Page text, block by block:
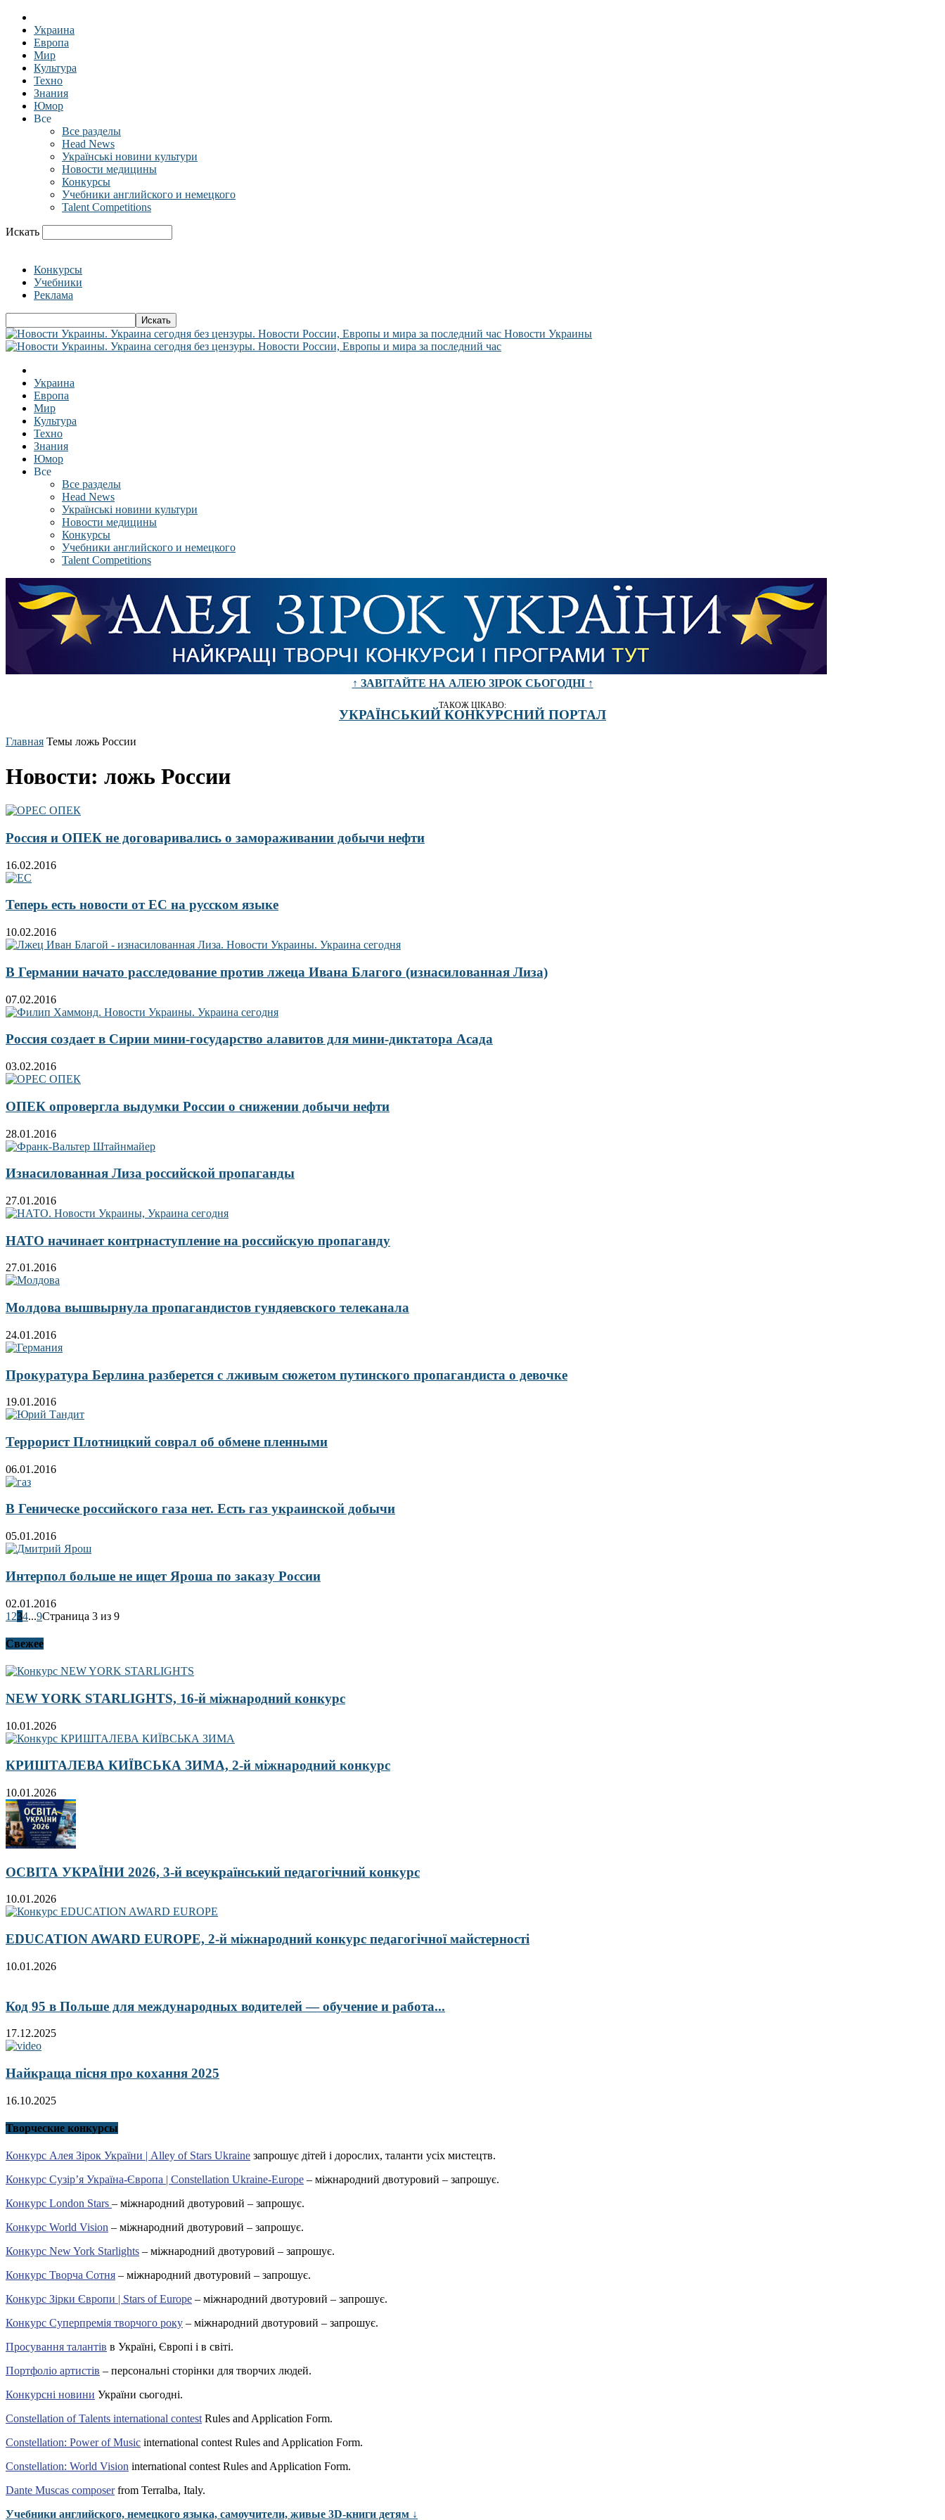
Украина
Европа
Мир
Культура
Техно
Знания
Юмор
Все
Все разделы
Head News
Українські новини культури
Новости медицины
Конкурсы
Учебники английского и немецкого
Talent Competitions
Искать
Конкурсы
Учебники
Реклама
Новости Украины
Украина
Европа
Мир
Культура
Техно
Знания
Юмор
Все
Все разделы
Head News
Українські новини культури
Новости медицины
Конкурсы
Учебники английского и немецкого
Talent Competitions
↑ ЗАВІТАЙТЕ НА АЛЕЮ ЗІРОК СЬОГОДНІ ↑
ТАКОЖ ЦІКАВО:
УКРАЇНСЬКИЙ КОНКУРСНИЙ ПОРТАЛ
Главная Темы ложь России
Новости: ложь России
Россия и ОПЕК не договаривались о замораживании добычи нефти
16.02.2016
Теперь есть новости от ЕС на русском языке
10.02.2016
В Германии начато расследование против лжеца Ивана Благого (изнасилованная Лиза)
07.02.2016
Россия создает в Сирии мини-государство алавитов для мини-диктатора Асада
03.02.2016
ОПЕК опровергла выдумки России о снижении добычи нефти
28.01.2016
Изнасилованная Лиза российской пропаганды
27.01.2016
НАТО начинает контрнаступление на российскую пропаганду
27.01.2016
Молдова вышвырнула пропагандистов гундяевского телеканала
24.01.2016
Прокуратура Берлина разберется с лживым сюжетом путинского пропагандиста о девочке
19.01.2016
Террорист Плотницкий соврал об обмене пленными
06.01.2016
В Геническе российского газа нет. Есть газ украинской добычи
05.01.2016
Интерпол больше не ищет Яроша по заказу России
02.01.2016
1 234...9Страница 3 из 9
Свежее
NEW YORK STARLIGHTS, 16-й міжнародний конкурс
10.01.2026
КРИШТАЛЕВА КИЇВСЬКА ЗИМА, 2-й міжнародний конкурс
10.01.2026
ОСВІТА УКРАЇНИ 2026, 3-й всеукраїнський педагогічний конкурс
10.01.2026
EDUCATION AWARD EUROPE, 2-й міжнародний конкурс педагогічної майстерності
10.01.2026
Код 95 в Польше для международных водителей — обучение и работа...
17.12.2025
Найкраща пісня про кохання 2025
16.10.2025
Творческие конкурсы
Конкурс Алея Зірок України | Alley of Stars Ukraine запрошує дітей і дорослих, таланти усіх мистецтв.
Конкурс Сузір’я Україна-Європа | Constellation Ukraine-Europe – міжнародний двотуровий – запрошує.
Конкурс London Stars – міжнародний двотуровий – запрошує.
Конкурс World Vision – міжнародний двотуровий – запрошує.
Конкурс New York Starlights – міжнародний двотуровий – запрошує.
Конкурс Творча Сотня – міжнародний двотуровий – запрошує.
Конкурс Зірки Європи | Stars of Europe – міжнародний двотуровий – запрошує.
Конкурс Суперпремія творчого року – міжнародний двотуровий – запрошує.
Просування талантів в Україні, Європі і в світі.
Портфоліо артистів – персональні сторінки для творчих людей.
Конкурсні новини України сьогодні.
Constellation of Talents international contest Rules and Application Form.
Constellation: Power of Music international contest Rules and Application Form.
Constellation: World Vision international contest Rules and Application Form.
Dante Muscas composerfrom Terralba, Italy.
Учебники английского, немецкого языка, самоучители, живые 3D-книги детям ↓